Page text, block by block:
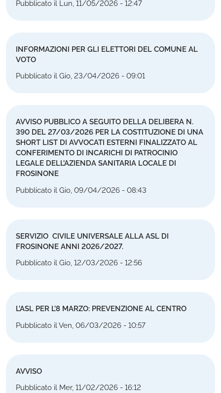
Pubblicato il Lun, 11/05/2026 - 12:47
INFORMAZIONI PER GLI ELETTORI DEL COMUNE AL
VOTO
Pubblicato il Gio, 23/04/2026 - 09:01
AVVISO PUBBLICO A SEGUITO DELLA DELIBERA N.
390 DEL 27/03/2026 PER LA COSTITUZIONE DI UNA
SHORT LIST DI AVVOCATI ESTERNI FINALIZZATO AL
CONFERIMENTO DI INCARICHI DI PATROCINIO
LEGALE DELL’AZIENDA SANITARIA LOCALE DI
FROSINONE
Pubblicato il Gio, 09/04/2026 - 08:43
SERVIZIO CIVILE UNIVERSALE ALLA ASL DI
FROSINONE ANNI 2026/2027.
Pubblicato il Gio, 12/03/2026 - 12:56
L’ASL PER L’8 MARZO: PREVENZIONE AL CENTRO
Pubblicato il Ven, 06/03/2026 - 10:57
AVVISO
Pubblicato il Mer, 11/02/2026 - 16:12